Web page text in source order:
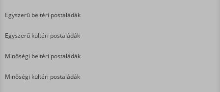
Egyszerű beltéri postaládák
Egyszerű kültéri postaládák
Minőségi beltéri postaládák
Minőségi kültéri postaládák